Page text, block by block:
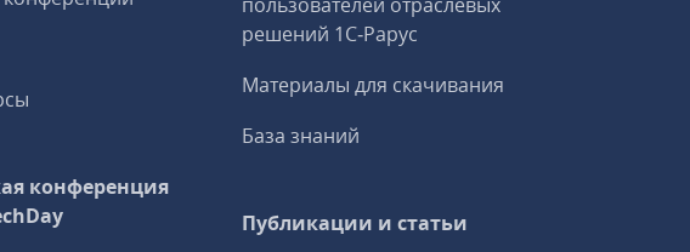
конференция
решений 1С‑Рарус
Материалы для скачивания
База знаний
Публикации и статьи